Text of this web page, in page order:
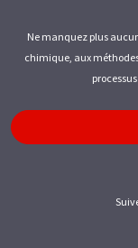
Ne manquez plus
chimique, aux